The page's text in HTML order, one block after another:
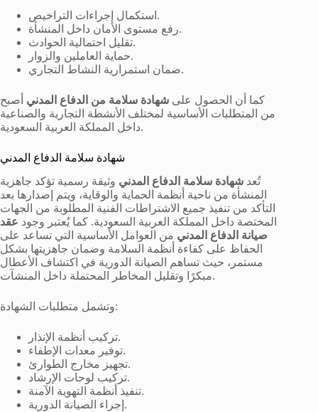
استكمال إجراءات التراخيص.
رفع مستوى الأمان داخل المنشأة.
تقليل احتمالية الحوادث.
حماية العاملين والزوار.
ضمان استمرارية النشاط التجاري.
كما أن الحصول على شهادة سلامة من الدفاع المدني أصبح
من المتطلبات الأساسية لمختلف الأنشطة التجارية والصناعية
داخل المملكة العربية السعودية.
شهادة سلامة الدفاع المدني
تُعد شهادة سلامة الدفاع المدني وثيقة رسمية تؤكد جاهزية
المنشأة من ناحية أنظمة الحماية والوقاية، ويتم إصدارها بعد
التأكد من تنفيذ جميع الاشتراطات الفنية المطلوبة من الجهات
المختصة داخل المملكة العربية السعودية. كما يُعتبر وجود عقد
صيانة الدفاع المدني من العوامل الأساسية التي تساعد على
الحفاظ على كفاءة أنظمة السلامة وضمان جاهزيتها بشكل
مستمر، حيث تساهم الصيانة الدورية في اكتشاف الأعطال
مبكرًا وتقليل المخاطر المحتملة داخل المنشآت.
وتشمل متطلبات الشهادة:
تركيب أنظمة الإنذار.
توفير معدات الإطفاء.
تجهيز مخارج الطوارئ.
تركيب لوحات الإرشاد.
تنفيذ أنظمة التهوية الآمنة.
إجراء الصيانة الدورية.